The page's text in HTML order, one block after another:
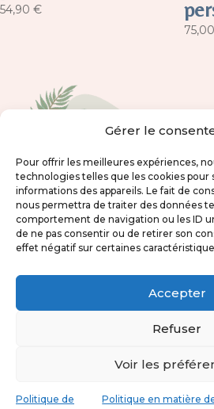
Gérer le
Pour offrir les meilleures expériences,
technologies telles que les cookies pour
informations des appareils. Le fait de
nous permettra de traiter des données
comportement de navigation ou les ID
de ne pas consentir ou de retirer son
effet négatif sur certaines
Accepter
Refuser
Voir les
Politique de Politique en matière
54,90 €
75,00
Sac à dos enfant
personnalisable
forêt
59,00